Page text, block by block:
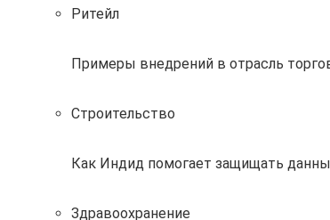
Ритейл
Примеры внедрений в отрасль
Строительство
Как Индид помогает защищать
Здравоохранение